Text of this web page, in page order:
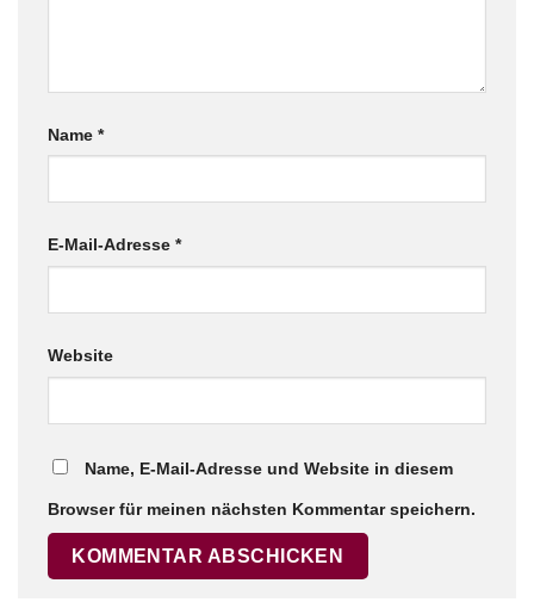
Name *
E-Mail-Adresse *
Website
Name, E-Mail-Adresse und Website in diesem
Browser für meinen nächsten Kommentar speichern.